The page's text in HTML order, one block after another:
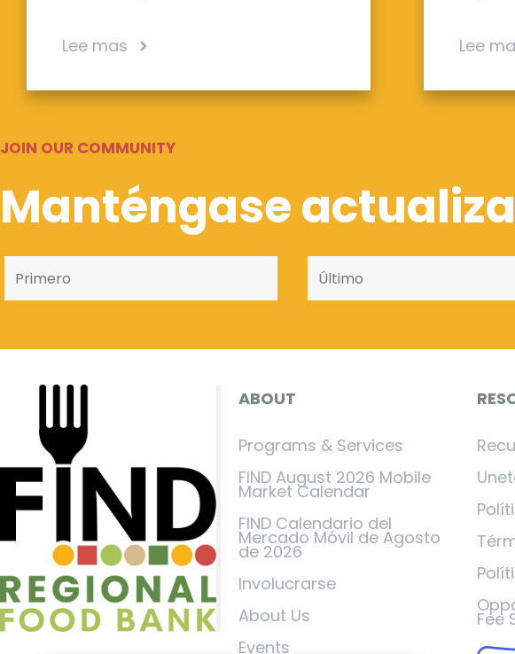
Lee mas Lee
JOIN OUR COMMUNITY
Manténgase
ABOUT
Programs & Services
FIND August 2026 Mobile
Market Calendar
FIND Calendario del
Mercado Móvil de Agosto
de 2026
Involucrarse
About Us
Events
Fee